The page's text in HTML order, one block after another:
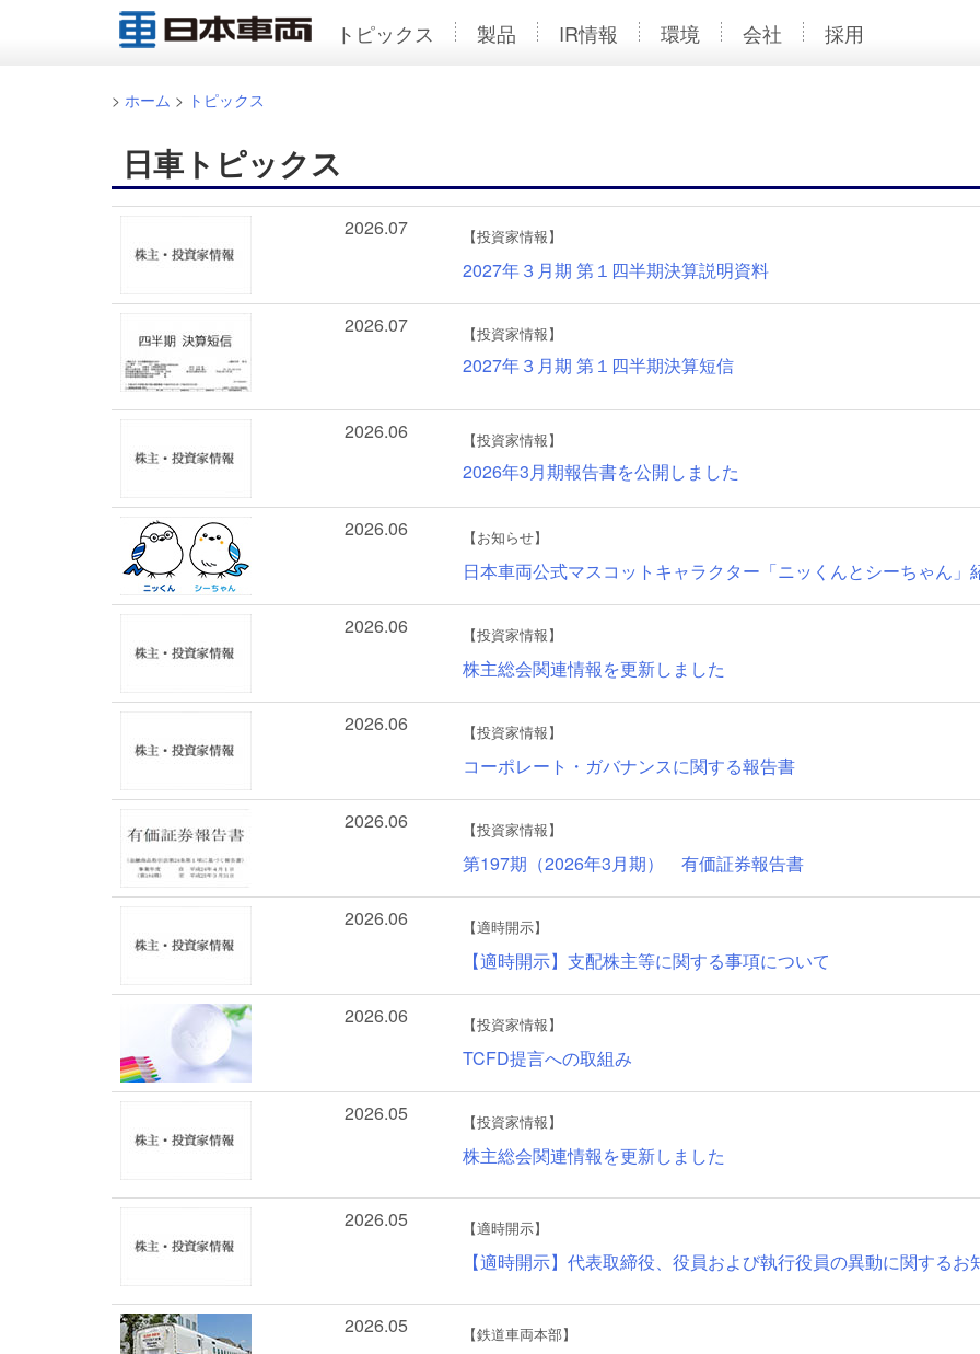
トピックス 製品 IR情報 環境 会社 採用
> ホーム > トピックス
日車トピックス
2026.07 【投資家情報】
2027年３月期 第１四半期決算説明資料
2026.07 【投資家情報】
2027年３月期 第１四半期決算短信
2026.06 【投資家情報】
2026年3月期報告書を公開しました
2026.06 【お知らせ】
日本車両公式マスコットキャラクター「ニッくんとシーちゃん」
2026.06 【投資家情報】
株主総会関連情報を更新しました
2026.06 【投資家情報】
コーポレート・ガバナンスに関する報告書
2026.06 【投資家情報】
第197期（2026年3月期） 有価証券報告書
2026.06 【適時開示】
【適時開示】支配株主等に関する事項について
2026.06 【投資家情報】
TCFD提言への取組み
2026.05 【投資家情報】
株主総会関連情報を更新しました
2026.05 【適時開示】
【適時開示】代表取締役、役員および執行役員の異動に関するお
2026.05 【鉄道車両本部】